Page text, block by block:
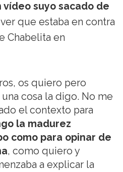
vídeo suyo sacado de
que estaba en contra
Chabelita en
os quiero pero
cosa la digo. No me
el contexto para
la madurez
como para opinar de
, como quiero y
a explicar la